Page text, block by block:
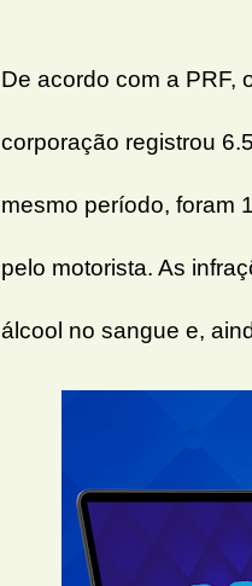
De acordo com a PRF,
corporação registrou
mesmo período, foram
pelo motorista. As
álcool no sangue e,